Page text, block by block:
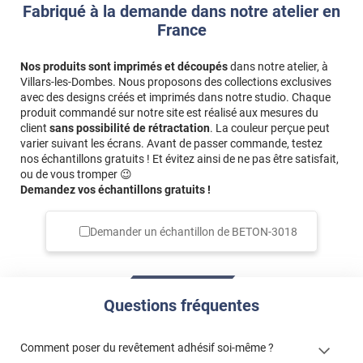
Fabriqué à la demande dans notre atelier en
France
Nos produits sont imprimés et découpésdans notre atelier, à
Villars-les-Dombes. Nous proposons des collections exclusives
avec des designs créés et imprimés dans notre studio. Chaque
produit commandé sur notre site est réalisé aux mesures du
client sans possibilité de rétractation. La couleur perçue peut
varier suivant les écrans. Avant de passer commande, testez
nos échantillons gratuits ! Et évitez ainsi de ne pas être satisfait,
ou de vous tromper 😉
Demandez vos échantillons gratuits !
Demander un échantillon de BETON-3018
Questions fréquentes
Comment poser du revêtement adhésif soi-même ?
Si vous souhaitez recouvrir en une seule découpe la face visible
et les bords/tranches de votre façade, il faut ajouter l’épaisseur
des bords aux dimensions saisies.
Exemple: pour une façade de60 x 80 cmavec des bords de 2
cm, vous devez saisir64 x 84 cm(60+2+2 et 80+2+2).